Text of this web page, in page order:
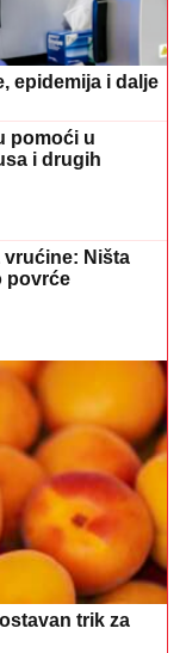
epidemija i dalje
pomoći u
i drugih
vrućine: Ništa
povrće
trik za